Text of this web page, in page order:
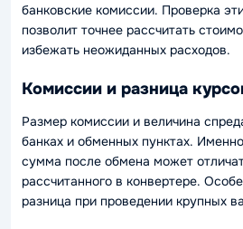
банковские комиссии. Проверка
позволит точнее рассчитать
избежать неожиданных расходов.
Комиссии и разница
Размер комиссии и величина
банках и обменных пунктах.
сумма после обмена может
рассчитанного в конвертере.
разница при проведении крупных